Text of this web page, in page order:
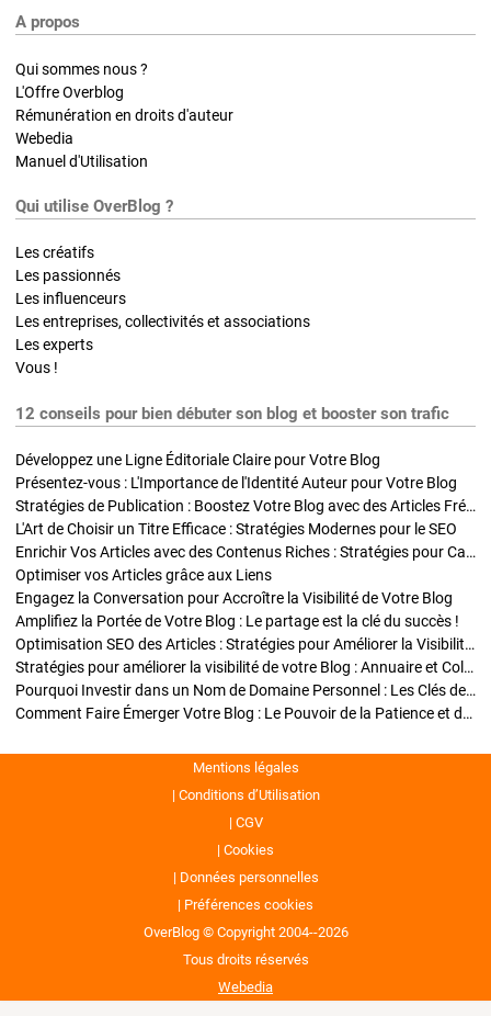
A propos
Qui sommes nous ?
L'Offre Overblog
Rémunération en droits d'auteur
Webedia
Manuel d'Utilisation
Qui utilise OverBlog ?
Les créatifs
Les passionnés
Les influenceurs
Les entreprises, collectivités et associations
Les experts
Vous !
12 conseils pour bien débuter son blog et booster son trafic
Développez une Ligne Éditoriale Claire pour Votre Blog
Présentez-vous : L'Importance de l'Identité Auteur pour Votre Blog
Stratégies de Publication : Boostez Votre Blog avec des Articles Fréquents et Exclusifs
L'Art de Choisir un Titre Efficace : Stratégies Modernes pour le SEO
Enrichir Vos Articles avec des Contenus Riches : Stratégies pour Captiver et Optimiser
Optimiser vos Articles grâce aux Liens
Engagez la Conversation pour Accroître la Visibilité de Votre Blog
Amplifiez la Portée de Votre Blog : Le partage est la clé du succès !
Optimisation SEO des Articles : Stratégies pour Améliorer la Visibilité de Votre Blog
Stratégies pour améliorer la visibilité de votre Blog : Annuaire et Collaborations
Pourquoi Investir dans un Nom de Domaine Personnel : Les Clés de la Réussite de Votre Blog
Comment Faire Émerger Votre Blog : Le Pouvoir de la Patience et de la Persévérance
Mentions légales
Conditions d’Utilisation
CGV
Cookies
Données personnelles
Préférences cookies
OverBlog © Copyright 2004--2026
Tous droits réservés
Webedia